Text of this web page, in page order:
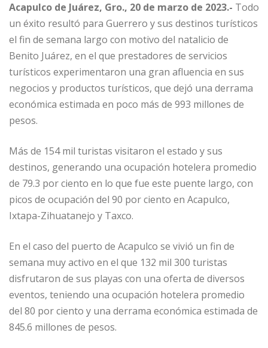
Acapulco de Juárez, Gro., 20 de marzo de 2023.- Todo
un éxito resultó para Guerrero y sus destinos turísticos
el fin de semana largo con motivo del natalicio de
Benito Juárez, en el que prestadores de servicios
turísticos experimentaron una gran afluencia en sus
negocios y productos turísticos, que dejó una derrama
económica estimada en poco más de 993 millones de
pesos.
Más de 154 mil turistas visitaron el estado y sus
destinos, generando una ocupación hotelera promedio
de 79.3 por ciento en lo que fue este puente largo, con
picos de ocupación del 90 por ciento en Acapulco,
Ixtapa-Zihuatanejo y Taxco.
En el caso del puerto de Acapulco se vivió un fin de
semana muy activo en el que 132 mil 300 turistas
disfrutaron de sus playas con una oferta de diversos
eventos, teniendo una ocupación hotelera promedio
del 80 por ciento y una derrama económica estimada de
845.6 millones de pesos.